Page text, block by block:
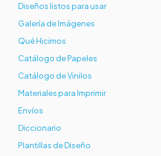
Diseños listos para usar
Galería de Imágenes
Qué Hicimos
Catálogo de Papeles
Catálogo de Vinilos
Materiales para Imprimir
Envíos
Diccionario
Plantillas de Diseño